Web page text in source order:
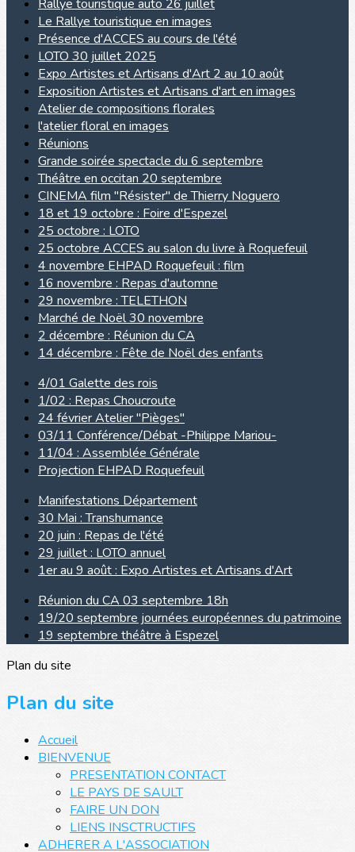
Rallye touristique auto 26 juillet
Le Rallye touristique en images
Présence d'ACCES au cours de l'été
LOTO 30 juillet 2025
Expo Artistes et Artisans d'Art 2 au 10 août
Exposition Artistes et Artisans d'art en images
Atelier de compositions florales
l'atelier floral en images
Réunions
Grande soirée spectacle du 6 septembre
Théâtre en occitan 20 septembre
CINEMA film "Résister" de Thierry Noguero
18 et 19 octobre : Foire d'Espezel
25 octobre : LOTO
25 octobre ACCES au salon du livre à Roquefeuil
4 novembre EHPAD Roquefeuil : film
16 novembre : Repas d'automne
29 novembre : TELETHON
Marché de Noël 30 novembre
2 décembre : Réunion du CA
14 décembre : Fête de Noël des enfants
4/01 Galette des rois
1/02 : Repas Choucroute
24 février Atelier "Pièges"
03/11 Conférence/Débat -Philippe Mariou-
11/04 : Assemblée Générale
Projection EHPAD Roquefeuil
Manifestations Département
30 Mai : Transhumance
20 juin : Repas de l'été
29 juillet : LOTO annuel
1er au 9 août : Expo Artistes et Artisans d'Art
Réunion du CA 03 septembre 18h
19/20 septembre journées européennes du patrimoine
19 septembre théâtre à Espezel
Plan du site
Plan du site
Accueil
BIENVENUE
PRESENTATION CONTACT
LE PAYS DE SAULT
FAIRE UN DON
LIENS INSCTRUCTIFS
ADHERER A L'ASSOCIATION